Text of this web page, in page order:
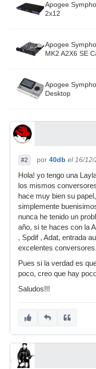
Apogee
2x12
Apogee
MK2 A2X6 SE
Apogee
Desktop
#2 por 40db el 16/
Hola! yo tengo una
los mismos
hace muy bien su
simplemente
nunca he tenido un
año, si te haces con la
, Spdif , Adat, entrada
excelentes conversores.
Pues si la verdad es
poco, creo que hay
Saludos!!!